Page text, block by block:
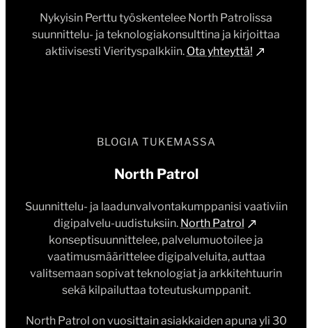
Nykyisin Perttu työskentelee North Patrolissa
suunnittelu- ja teknologiakonsulttina ja kirjoittaa
aktiivisesti Vierityspalkkiin. Ota yhteyttä!
BLOGIA TUKEMASSA
North Patrol
Suunnittelu- ja laadunvalvontakumppanisi vaativiin
digipalvelu-uudistuksiin. North Patrol
konseptisuunnittelee, palvelumuotoilee ja
vaatimusmäärittelee digipalveluita, auttaa
valitsemaan sopivat teknologiat ja arkkitehtuurin
sekä kilpailuttaa toteutuskumppanit.
North Patrol on vuosittain asiakkaiden apuna yli 30